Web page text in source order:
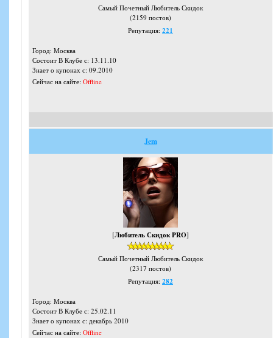
Самый Почетный Любитель Скидок
(2159 постов)
Репутация: 221
Город: Москва
Состоит В Клубе с: 13.11.10
Знает о купонах с: 09.2010
Сейчас на сайте: Offline
Jem
[Любитель Скидок PRO]
Самый Почетный Любитель Скидок
(2317 постов)
Репутация: 282
Город: Москва
Состоит В Клубе с: 25.02.11
Знает о купонах с: декабрь 2010
Сейчас на сайте: Offline